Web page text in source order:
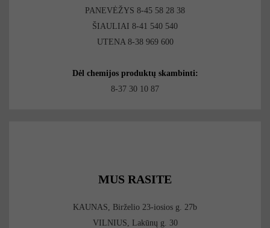
PANEVĖŽYS 8-45 58 28 38
ŠIAULIAI 8-41 540 540
UTENA 8-38 969 600
Dėl chemijos produktų skambinti:
8-37 30 10 87
MUS RASITE
KAUNAS, Birželio 23-iosios g. 27b
VILNIUS, Lakūnų g. 30